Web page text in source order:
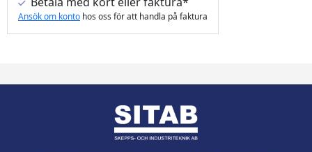
Ansök om konto hos oss för att handla på faktura